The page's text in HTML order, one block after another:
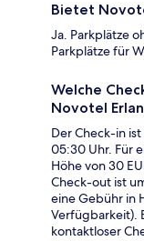
Bietet
Ja. Parkplätze
Parkplätze für
Welche
Novotel
Der Check-in
05:30 Uhr. Für
Höhe von 30
Check-out ist
eine Gebühr in
Verfügbarkeit).
kontaktloser